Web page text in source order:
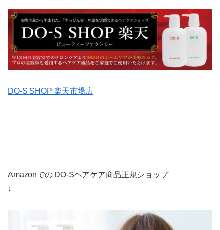
DO-S SHOP 楽天市場店
Amazonでの DO-Sヘアケア商品正規ショップ
↓